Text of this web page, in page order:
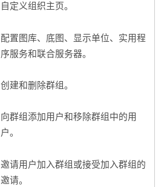
自定义组织主页。
配置图库、底图、显示单位、实用程
序服务和联合服务器。
创建和删除群组。
向群组添加用户和移除群组中的用
户。
邀请用户加入群组或接受加入群组的
邀请。